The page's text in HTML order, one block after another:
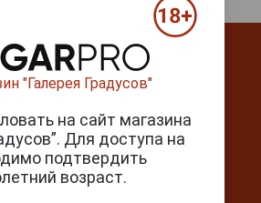
Контакты
Серпуховский вал, д. 5
"Галерея Градусов"
на сайт магазина
Для доступа на
подтвердить
возраст.